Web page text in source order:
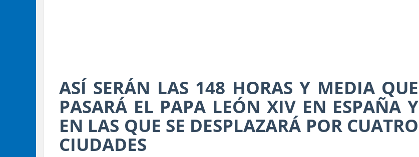
ASÍ SERÁN LAS 148 HORAS Y MEDIA QUE
PASARÁ EL PAPA LEÓN XIV EN ESPAÑA Y
EN LAS QUE SE DESPLAZARÁ POR CUATRO
CIUDADES